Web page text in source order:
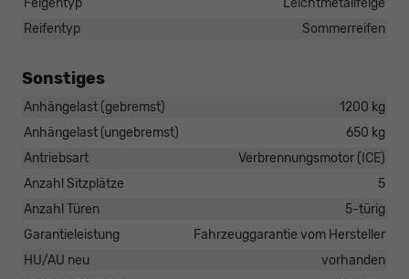
Felgentyp
Leichtmetallfelge
Reifentyp
Sommerreifen
Sonstiges
Anhängelast (gebremst)
1200 kg
Anhängelast (ungebremst)
650 kg
Antriebsart
Verbrennungsmotor (ICE)
Anzahl Sitzplätze
5
Anzahl Türen
5-türig
Garantieleistung
Fahrzeuggarantie vom Hersteller
HU/AU neu
vorhanden